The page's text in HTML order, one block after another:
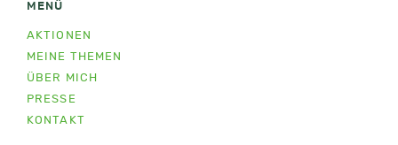
MENÜ
AKTIONEN
MEINE THEMEN
ÜBER MICH
PRESSE
KONTAKT